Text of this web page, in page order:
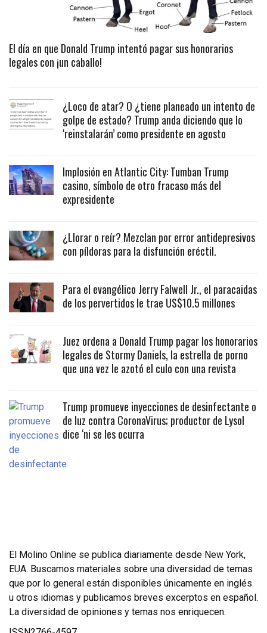
El día en que Donald Trump intentó pagar sus honorarios
legales con ¡un caballo!
¿Loco de atar? O ¿tiene planeado un intento de
golpe de estado? Trump anda diciendo que lo
‘reinstalarán’ como presidente en agosto
Implosión en Atlantic City: Tumban Trump
casino, símbolo de otro fracaso más del
expresidente
¿Llorar o reír? Mezclan por error antidepresivos
con píldoras para la disfunción eréctil.
Para el evangélico Jerry Falwell Jr., el paracaidas
de los pervertidos le trae US$10.5 millones
Juez ordena a Donald Trump pagar los honorarios
legales de Stormy Daniels, la estrella de porno
que una vez le azotó el culo con una revista
Trump promueve inyecciones de desinfectante o
de luz contra CoronaVirus; productor de Lysol
dice ‘ni se les ocurra
El Molino Online se publica diariamente desde New York,
EUA. Buscamos materiales sobre una diversidad de temas
que por lo general están disponibles únicamente en inglés
u otros idiomas y publicamos breves excerptos en español.
La diversidad de opiniones y temas nos enriquecen.